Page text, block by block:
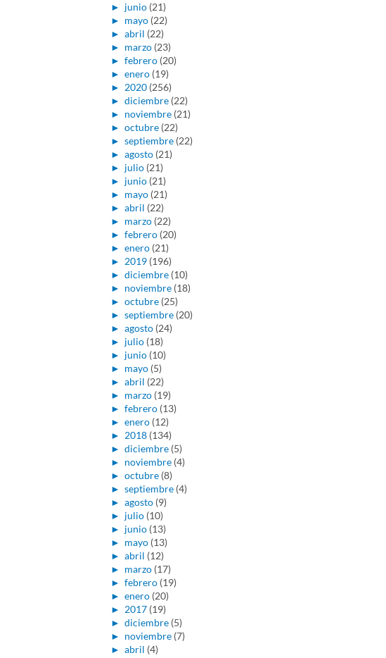
► junio (21)
► mayo (22)
► abril (22)
► marzo (23)
► febrero (20)
► enero (19)
► 2020 (256)
► diciembre (22)
► noviembre (21)
► octubre (22)
► septiembre (22)
► agosto (21)
► julio (21)
► junio (21)
► mayo (21)
► abril (22)
► marzo (22)
► febrero (20)
► enero (21)
► 2019 (196)
► diciembre (10)
► noviembre (18)
► octubre (25)
► septiembre (20)
► agosto (24)
► julio (18)
► junio (10)
► mayo (5)
► abril (22)
► marzo (19)
► febrero (13)
► enero (12)
► 2018 (134)
► diciembre (5)
► noviembre (4)
► octubre (8)
► septiembre (4)
► agosto (9)
► julio (10)
► junio (13)
► mayo (13)
► abril (12)
► marzo (17)
► febrero (19)
► enero (20)
► 2017 (19)
► diciembre (5)
► noviembre (7)
► abril (4)